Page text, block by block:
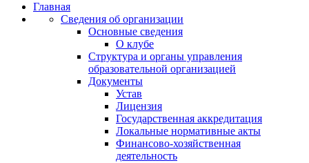
Главная
Сведения об организации
Основные сведения
О клубе
Структура и органы управления
образовательной организацией
Документы
Устав
Лицензия
Государственная аккредитация
Локальные нормативные акты
Финансово-хозяйственная
деятельность